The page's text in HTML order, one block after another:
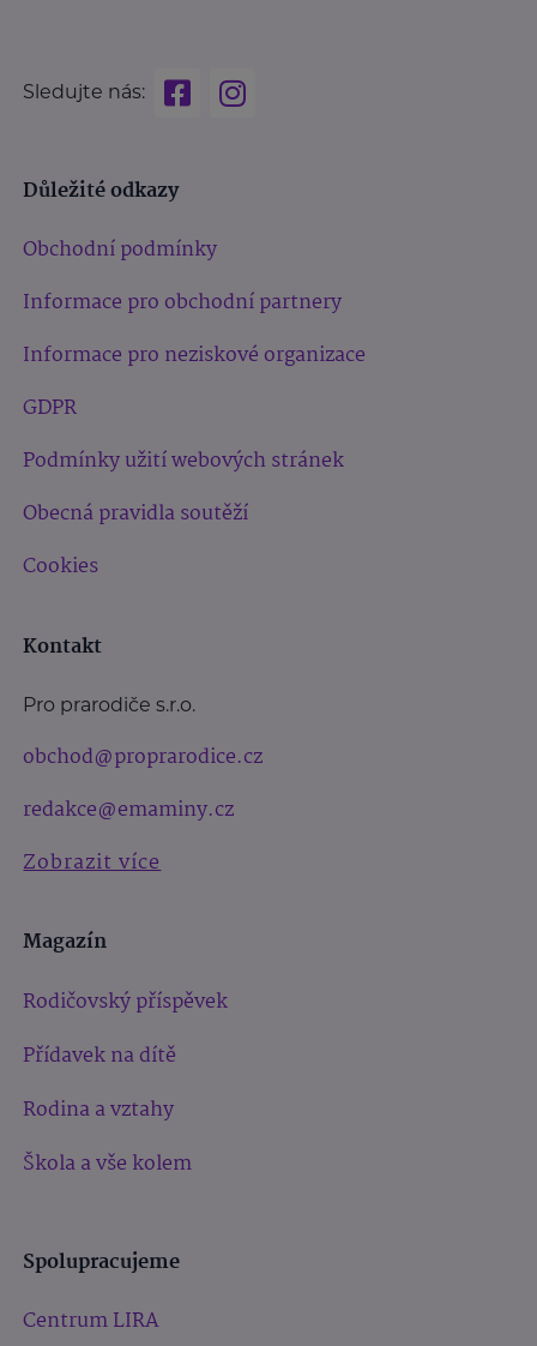
Sledujte nás:
Důležité odkazy
Obchodní podmínky
Informace pro obchodní partnery
Informace pro neziskové organizace
GDPR
Podmínky užití webových stránek
Obecná pravidla soutěží
Cookies
Kontakt
Pro prarodiče s.r.o.
obchod@proprarodice.cz
redakce@emaminy.cz
Zobrazit více
Magazín
Rodičovský příspěvek
Přídavek na dítě
Rodina a vztahy
Škola a vše kolem
Spolupracujeme
Centrum LIRA